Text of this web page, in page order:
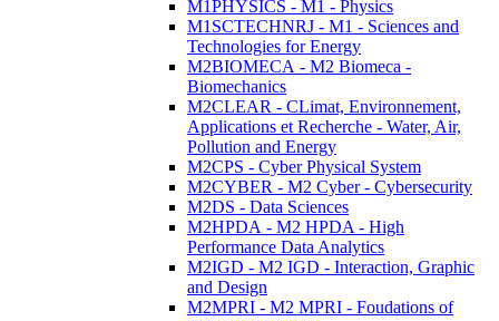
M1PHYSICS - M1 - Physics
M1SCTECHNRJ - M1 - Sciences and
Technologies for Energy
M2BIOMECA - M2 Biomeca -
Biomechanics
M2CLEAR - CLimat, Environnement,
Applications et Recherche - Water, Air,
Pollution and Energy
M2CPS - Cyber Physical System
M2CYBER - M2 Cyber - Cybersecurity
M2DS - Data Sciences
M2HPDA - M2 HPDA - High
Performance Data Analytics
M2IGD - M2 IGD - Interaction, Graphic
and Design
M2MPRI - M2 MPRI - Foudations of